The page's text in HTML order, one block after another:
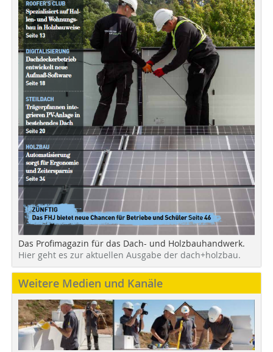
Das Profimagazin für das Dach- und Holzbauhandwerk.
Hier geht es zur aktuellen Ausgabe der dach+holzbau.
Weitere Medien und Kanäle